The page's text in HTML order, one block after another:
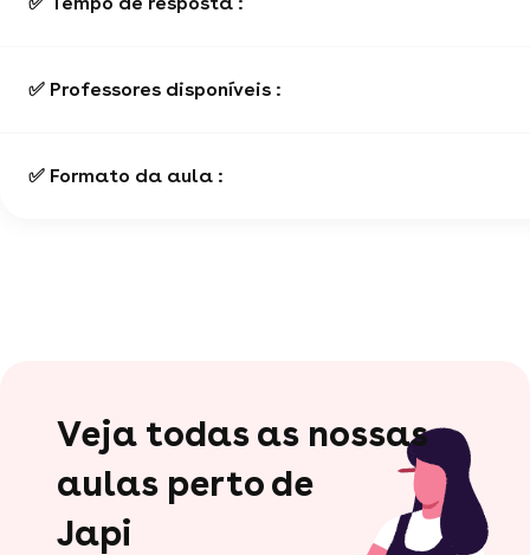
✅ Professores disponíveis :
✅ Formato da aula :
Veja todas as nossas
aulas perto de
Japi